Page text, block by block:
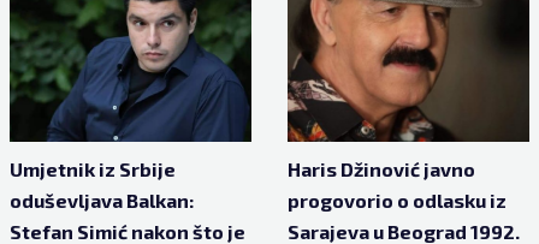
Umjetnik iz Srbije
oduševljava Balkan:
Stefan Simić nakon što je
Haris Džinović javno
progovorio o odlasku iz
Sarajeva u Beograd 1992.